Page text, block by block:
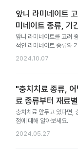
앞니 라미네이트
미네이트 종류, 기
앞니 라미네이트를 고려
적인 라미네이트 종류와
게요.
2024.10.07
"충치치료 종류,
료 종류부터 재료
충치치료 앞두고 있다면,
점에 대해 알아보세요.
2024.05.27